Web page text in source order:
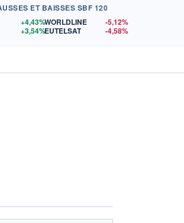
ET BAISSES SBF 120
+4,43%
+3,54%
WORLDLINE
-5,12%
EUTELSAT
-4,58%